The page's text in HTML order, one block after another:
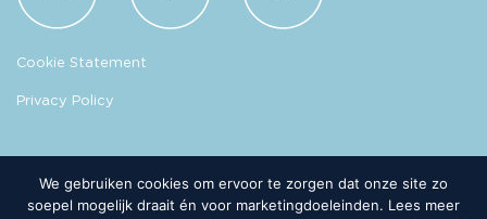
Cookie Statement
Privacy Policy
We gebruiken cookies om ervoor te zorgen dat onze site zo
soepel mogelijk draait én voor marketingdoeleinden. Lees meer